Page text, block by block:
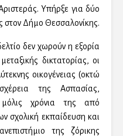
Υπήρξε για δύο
στον Δήμο Θεσσαλονίκης.
δεν χωρούν η εξορία
δικτατορίας, οι
οικογένειας (οκτώ
της Ασπασίας,
χρόνια της από
σχολική εκπαίδευση και
της ζόρικης